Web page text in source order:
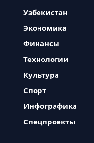
Узбекистан
Экономика
Финансы
Технологии
Культура
Спорт
Инфографика
Спецпроекты